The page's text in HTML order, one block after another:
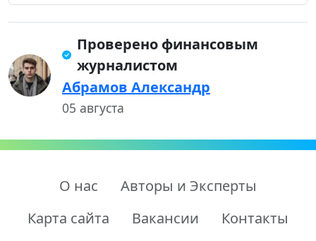
Проверено финансовым
журналистом
Абрамов Александр
05 августа
О нас
Авторы и Эксперты
Карта сайта
Вакансии Контакты